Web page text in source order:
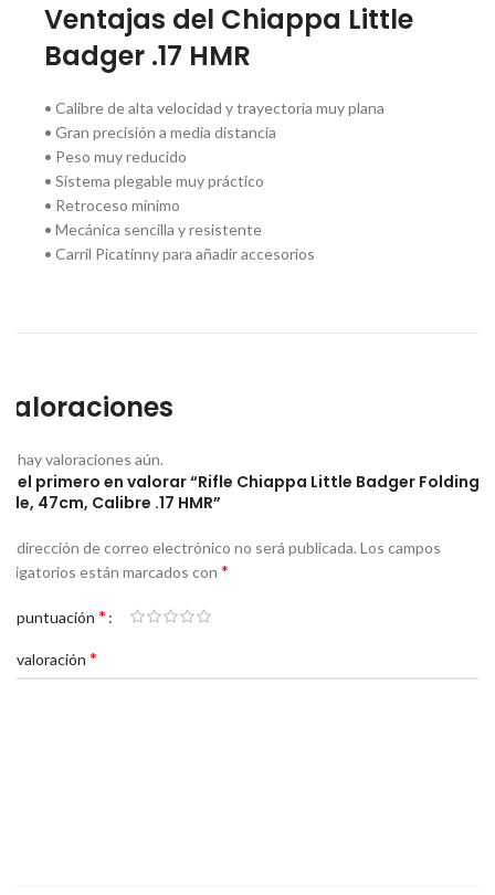
Ventajas del Chiappa Little
Badger .17 HMR
• Calibre de alta velocidad y trayectoria muy plana
• Gran precisión a media distancia
• Peso muy reducido
• Sistema plegable muy práctico
• Retroceso mínimo
• Mecánica sencilla y resistente
• Carril Picatinny para añadir accesorios
hay valoraciones aún.
el primero en valorar “Rifle Chiappa Little Badger Folding
47cm, Calibre .17 HMR”
dirección de correo electrónico no será publicada.Los campos
están marcados con *
puntuación *
valoración *